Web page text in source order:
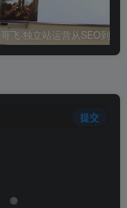
提交